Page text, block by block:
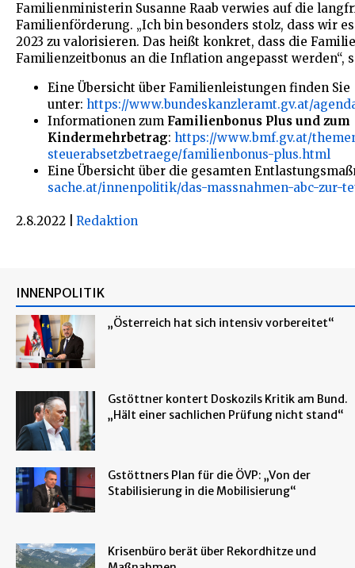
Familienministerin Susanne Raab verwies auf die
Familienförderung. „Ich bin besonders stolz, dass wir
2023 zu valorisieren. Das heißt konkret, dass die
Familienzeitbonus an die Inflation angepasst werden“,
Eine Übersicht über Familienleistungen finden Sie
unter: https://www.bundeskanzleramt.gv.at/
Informationen zum Familienbonus Plus und zum
Kindermehrbetrag: https://www.bmf.gv.at/
steuerabsetzbetraege/familienbonus-plus.html
Eine Übersicht über die gesamten
sache.at/innenpolitik/das-massnahmen-abc-zur-
2.8.2022 Redaktion
INNENPOLITIK
„Österreich hat sich intensiv vorbereitet“
Gstöttner kontert Doskozils Kritik am Bund.
„Hält einer sachlichen Prüfung nicht stand“
Gstöttners Plan für die ÖVP: „Von der
Stabilisierung in die Mobilisierung“
Krisenbüro berät über Rekordhitze und